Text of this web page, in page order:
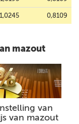
1,0245 0,8109
mazout
van
van mazout